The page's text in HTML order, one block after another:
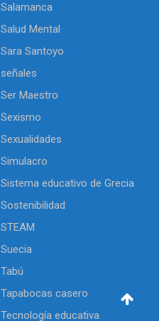
Salamanca
Salud Mental
Sara Santoyo
señales
Ser Maestro
Sexismo
Sexualidades
Simulacro
Sistema educativo de Grecia
Sostenibilidad
STEAM
Suecia
Tabú
Tapabocas casero
Tecnología educativa